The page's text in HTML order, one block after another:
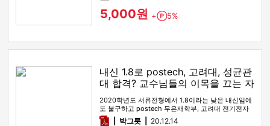
5,000원 + Point
5%
내신 1.8로 postech, 고려대, 성균관
대 합격? 교수님들의 이목을 끄는 자
소서!
2020학년도 서류전형에서 1.8이라는 낮은 내신임에
도 불구하고 postech 무은재학부, 고려대 전기전자
공학부, 성균관대학…
pdf박그릇 20.12.14